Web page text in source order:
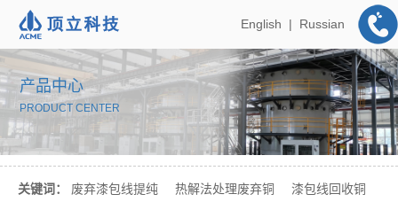
English | Russian
产品中心
PRODUCT CENTER
关键词： 废弃漆包线提纯 热解法处理废弃铜 漆包线回收铜